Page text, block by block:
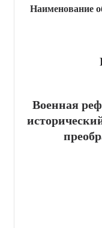
Наименование
Военная